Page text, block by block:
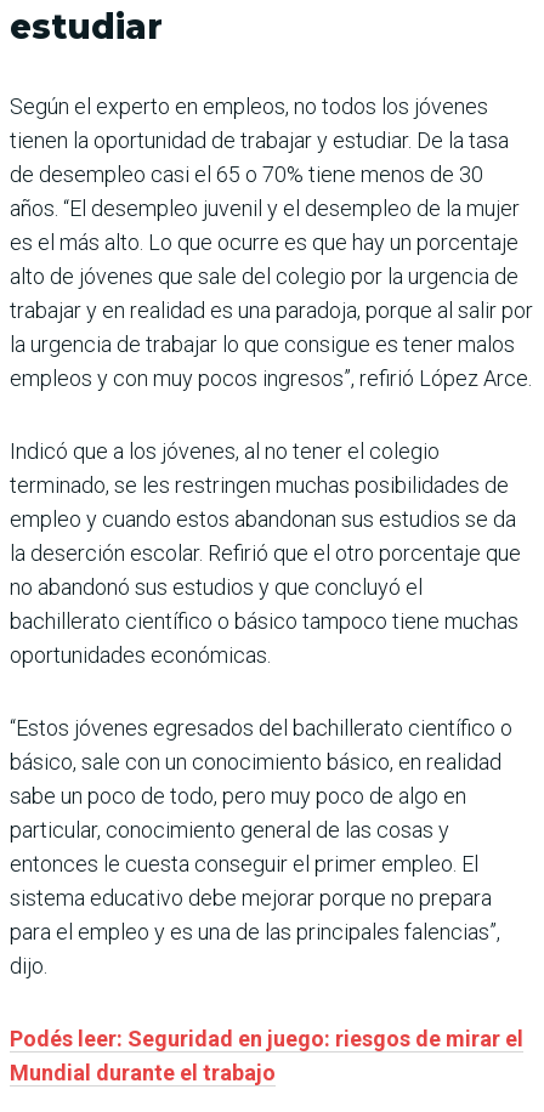
estudiar
Según el experto en empleos, no todos los jóvenes
tienen la oportunidad de trabajar y estudiar. De la tasa
de desempleo casi el 65 o 70% tiene menos de 30
años. “El desempleo juvenil y el desempleo de la mujer
es el más alto. Lo que ocurre es que hay un porcentaje
alto de jóvenes que sale del colegio por la urgencia de
trabajar y en realidad es una paradoja, porque al salir por
la urgencia de trabajar lo que consigue es tener malos
empleos y con muy pocos ingresos”, refirió López Arce.
Indicó que a los jóvenes, al no tener el colegio
terminado, se les restringen muchas posibilidades de
empleo y cuando estos abandonan sus estudios se da
la deserción escolar. Refirió que el otro porcentaje que
no abandonó sus estudios y que concluyó el
bachillerato científico o básico tampoco tiene muchas
oportunidades económicas.
“Estos jóvenes egresados del bachillerato científico o
básico, sale con un conocimiento básico, en realidad
sabe un poco de todo, pero muy poco de algo en
particular, conocimiento general de las cosas y
entonces le cuesta conseguir el primer empleo. El
sistema educativo debe mejorar porque no prepara
para el empleo y es una de las principales falencias”,
dijo.
Podés leer: Seguridad en juego: riesgos de mirar el
Mundial durante el trabajo